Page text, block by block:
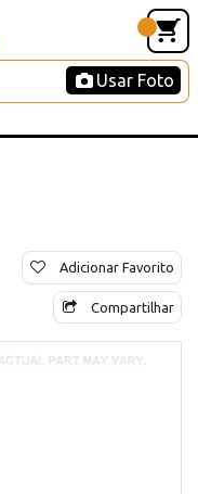
Usar Foto
Adicionar Favorito
Compartilhar